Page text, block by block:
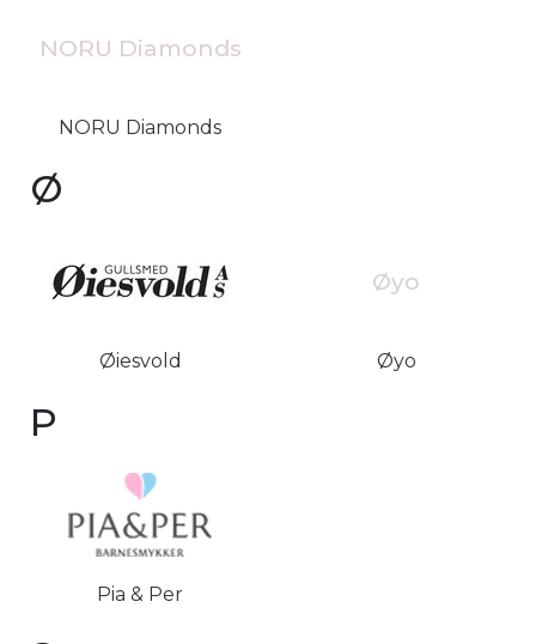
NORU Diamonds
NORU Diamonds
Ø
Øiesvold
Øyo
Øyo
P
Pia & Per